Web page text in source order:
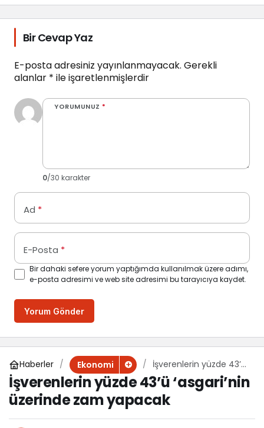
Bir Cevap Yaz
E-posta adresiniz yayınlanmayacak. Gerekli
alanlar * ile işaretlenmişlerdir
YORUMUNUZ *
0/30 karakter
Ad *
E-Posta *
Bir dahaki sefere yorum yaptığımda kullanılmak üzere adımı,
e-posta adresimi ve web site adresimi bu tarayıcıya kaydet.
Yorum Gönder
Haberler Ekonomi
İşverenlerin yüzde 43’ü
‘asgari’nin üzerinde
zam yapacak
İşverenlerin yüzde 43’ü ‘asgari’nin
üzerinde zam yapacak